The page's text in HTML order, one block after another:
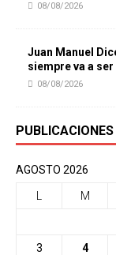
08/08/2026
Juan Manuel
siempre va a
08/08/2026
AGOSTO 2026
M
3 4